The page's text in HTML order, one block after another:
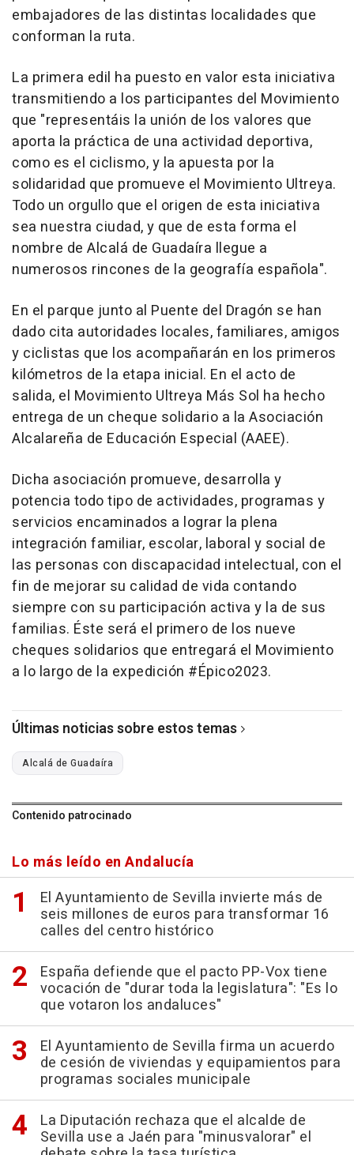
embajadores de las distintas localidades que
conforman la ruta.
La primera edil ha puesto en valor esta iniciativa
transmitiendo a los participantes del Movimiento
que "representáis la unión de los valores que
aporta la práctica de una actividad deportiva,
como es el ciclismo, y la apuesta por la
solidaridad que promueve el Movimiento Ultreya.
Todo un orgullo que el origen de esta iniciativa
sea nuestra ciudad, y que de esta forma el
nombre de Alcalá de Guadaíra llegue a
numerosos rincones de la geografía española".
En el parque junto al Puente del Dragón se han
dado cita autoridades locales, familiares, amigos
y ciclistas que los acompañarán en los primeros
kilómetros de la etapa inicial. En el acto de
salida, el Movimiento Ultreya Más Sol ha hecho
entrega de un cheque solidario a la Asociación
Alcalareña de Educación Especial (AAEE).
Dicha asociación promueve, desarrolla y
potencia todo tipo de actividades, programas y
servicios encaminados a lograr la plena
integración familiar, escolar, laboral y social de
las personas con discapacidad intelectual, con el
fin de mejorar su calidad de vida contando
siempre con su participación activa y la de sus
familias. Éste será el primero de los nueve
cheques solidarios que entregará el Movimiento
a lo largo de la expedición #Épico2023.
Últimas noticias sobre estos temas
Alcalá de Guadaíra
Contenido patrocinado
Lo más leído en Andalucía
El Ayuntamiento de Sevilla invierte más de
seis millones de euros para transformar 16
calles del centro histórico
España defiende que el pacto PP-Vox tiene
vocación de "durar toda la legislatura": "Es lo
que votaron los andaluces"
El Ayuntamiento de Sevilla firma un acuerdo
de cesión de viviendas y equipamientos para
programas sociales municipale
La Diputación rechaza que el alcalde de
Sevilla use a Jaén para "minusvalorar" el